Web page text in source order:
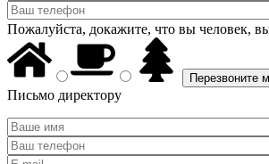
Пожалуйста, докажите, что вы человек,
Письмо директору